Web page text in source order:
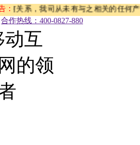
：
司从未有与之相关的任何
合作热线：‭400-0827-880